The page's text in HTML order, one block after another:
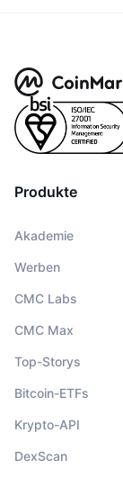
Produkte
Akademie
Werben
CMC Labs
CMC Max
Top-Storys
Bitcoin-ETFs
Krypto-API
DexScan